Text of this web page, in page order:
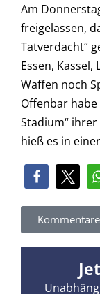
Am
freigelassen,
Tatverdacht“
Essen,
Waffen noch
Offenbar
Stadium“
hieß es in